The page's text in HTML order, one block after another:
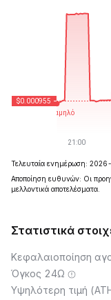
Τελευταία ενημέρωση:
Αποποίηση ευθυνών: Οι
μελλοντικά αποτελέσματα.
Στατιστικά
Κεφαλαιοποίηση
Όγκος 24Ω
Υψηλότερη τιμή